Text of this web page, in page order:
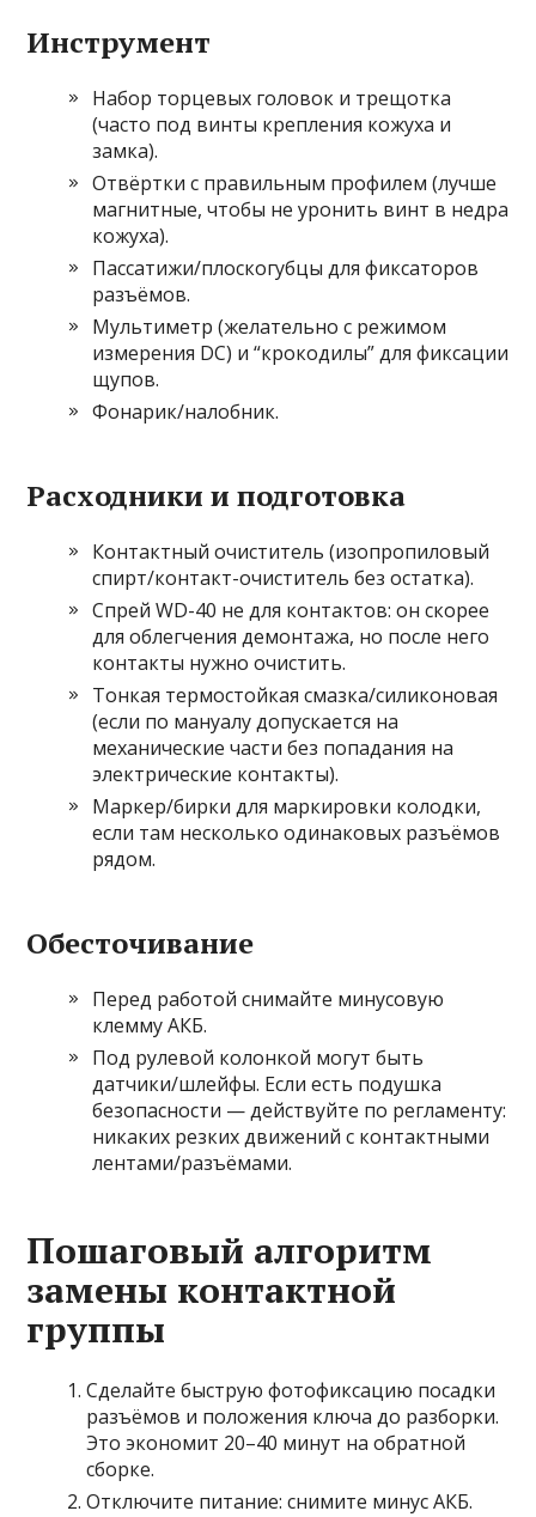
Инструмент
Набор торцевых головок и трещотка
(часто под винты крепления кожуха и
замка).
Отвёртки с правильным профилем (лучше
магнитные, чтобы не уронить винт в недра
кожуха).
Пассатижи/плоскогубцы для фиксаторов
разъёмов.
Мультиметр (желательно с режимом
измерения DC) и “крокодилы” для фиксации
щупов.
Фонарик/налобник.
Расходники и подготовка
Контактный очиститель (изопропиловый
спирт/контакт-очиститель без остатка).
Спрей WD-40 не для контактов: он скорее
для облегчения демонтажа, но после него
контакты нужно очистить.
Тонкая термостойкая смазка/силиконовая
(если по мануалу допускается на
механические части без попадания на
электрические контакты).
Маркер/бирки для маркировки колодки,
если там несколько одинаковых разъёмов
рядом.
Обесточивание
Перед работой снимайте минусовую
клемму АКБ.
Под рулевой колонкой могут быть
датчики/шлейфы. Если есть подушка
безопасности — действуйте по регламенту:
никаких резких движений с контактными
лентами/разъёмами.
Пошаговый алгоритм
замены контактной
группы
Сделайте быструю фотофиксацию посадки
разъёмов и положения ключа до разборки.
Это экономит 20–40 минут на обратной
сборке.
Отключите питание: снимите минус АКБ.